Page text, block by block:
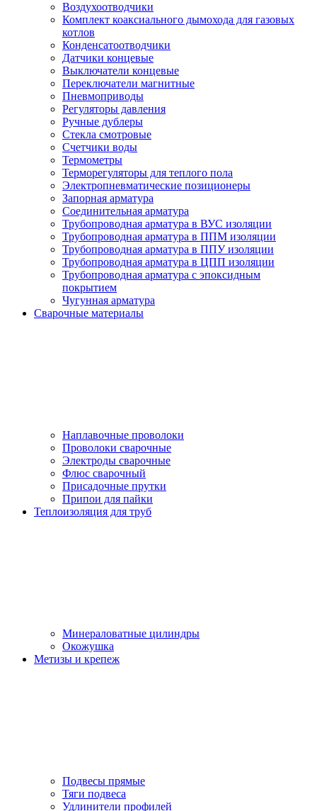
Воздухоотводчики
Комплект коаксиального дымохода для газовых
котлов
Конденсатоотводчики
Датчики концевые
Выключатели концевые
Переключатели магнитные
Пневмоприводы
Регуляторы давления
Ручные дублеры
Стекла смотровые
Счетчики воды
Термометры
Терморегуляторы для теплого пола
Электропневматические позиционеры
Запорная арматура
Соединительная арматура
Трубопроводная арматура в ВУС изоляции
Трубопроводная арматура в ППМ изоляции
Трубопроводная арматура в ППУ изоляции
Трубопроводная арматура в ЦПП изоляции
Трубопроводная арматура с эпоксидным
покрытием
Чугунная арматура
Сварочные материалы
Наплавочные проволоки
Проволоки сварочные
Электроды сварочные
Флюс сварочный
Присадочные прутки
Припои для пайки
Теплоизоляция для труб
Минераловатные цилиндры
Окожушка
Метизы и крепеж
Подвесы прямые
Тяги подвеса
Удлинители профилей